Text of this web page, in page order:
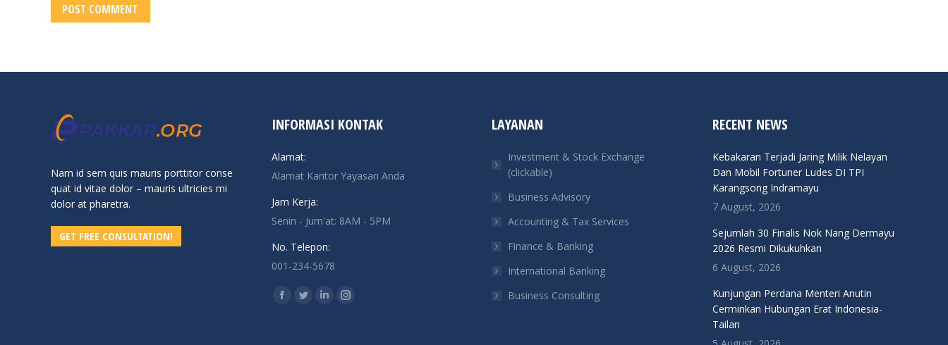
POST COMMENT
Nam id sem quis mauris porttitor conse
quat id vitae dolor – mauris ultricies mi
dolor at pharetra.
GET FREE CONSULTATION!
INFORMASI KONTAK
Alamat:
Alamat Kantor Yayasan Anda
Jam Kerja:
Senin - Jum'at: 8AM - 5PM
No. Telepon:
001-234-5678
Find us on:
Facebook
TwitterLinkedinInstagram
LAYANAN
Investment & Stock Exchange
(clickable)
Business Advisory
Accounting & Tax Services
Finance & Banking
International Banking
Business Consulting
RECENT NEWS
Kebakaran Terjadi Jaring Milik Nelayan
Dan Mobil Fortuner Ludes DI TPI
Karangsong Indramayu
7 August, 2026
Sejumlah 30 Finalis Nok Nang Dermayu
2026 Resmi Dikukuhkan
6 August, 2026
Kunjungan Perdana Menteri Anutin
Cerminkan Hubungan Erat Indonesia-
Tailan